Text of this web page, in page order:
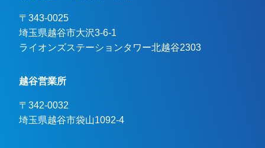
〒343-0025
埼玉県越谷市大沢3-6-1
ライオンズステーションタワー北越谷2303
越谷営業所
〒342-0032
埼玉県越谷市袋山1092-4